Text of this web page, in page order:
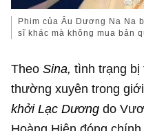
Phim của Âu Dương Na Na
sĩ khác mà không mua bản
Theo Sina,tình trạng bị
thường xuyên trong
khởi Lạc Dương do